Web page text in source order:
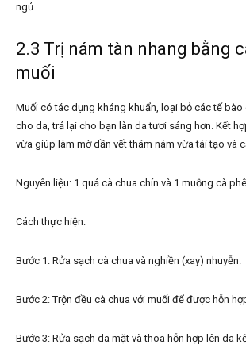
ngủ.
2.3 Trị nám tàn nhang bằng
muối
Muối có tác dụng kháng khuẩn, loại bỏ các tế bào
cho da, trả lại cho bạn làn da tươi sáng hơn. Kết
vừa giúp làm mờ dần vết thâm nám vừa tái tạo và
Nguyên liệu: 1 quả cà chua chín và 1 muỗng cà
Cách thực hiện:
Bước 1: Rửa sạch cà chua và nghiền (xay) nhuyễn.
Bước 2: Trộn đều cà chua với muối để được hỗn
Bước 3: Rửa sạch da mặt và thoa hỗn hợp lên da